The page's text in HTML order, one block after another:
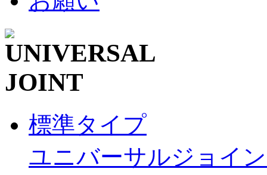
標準タイプ
ユニバーサルジョイ